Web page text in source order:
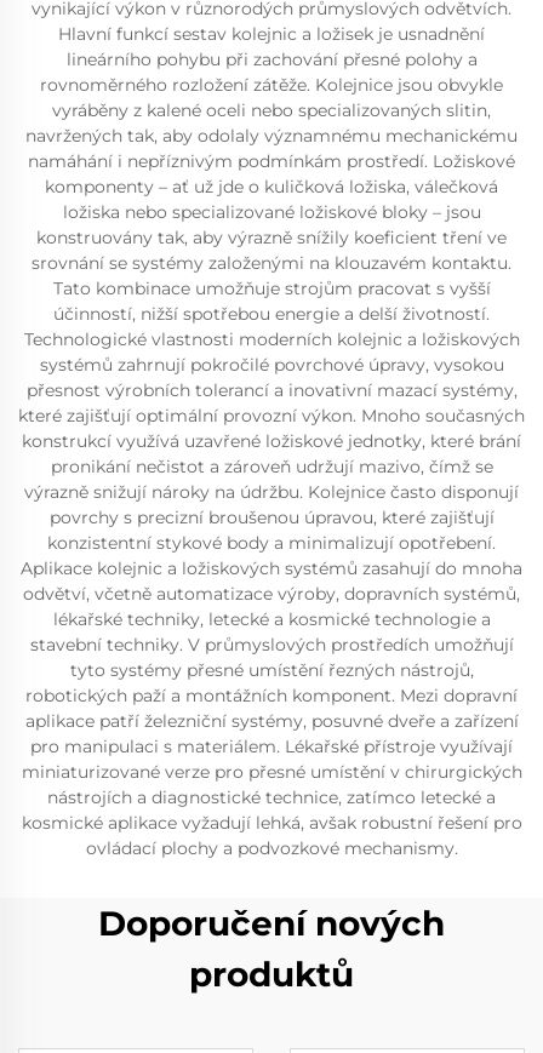
vynikající výkon v různorodých průmyslových odvětvích.
Hlavní funkcí sestav kolejnic a ložisek je usnadnění
lineárního pohybu při zachování přesné polohy a
rovnoměrného rozložení zátěže. Kolejnice jsou obvykle
vyráběny z kalené oceli nebo specializovaných slitin,
navržených tak, aby odolaly významnému mechanickému
namáhání i nepříznivým podmínkám prostředí. Ložiskové
komponenty – ať už jde o kuličková ložiska, válečková
ložiska nebo specializované ložiskové bloky – jsou
konstruovány tak, aby výrazně snížily koeficient tření ve
srovnání se systémy založenými na klouzavém kontaktu.
Tato kombinace umožňuje strojům pracovat s vyšší
účinností, nižší spotřebou energie a delší životností.
Technologické vlastnosti moderních kolejnic a ložiskových
systémů zahrnují pokročilé povrchové úpravy, vysokou
přesnost výrobních tolerancí a inovativní mazací systémy,
které zajišťují optimální provozní výkon. Mnoho současných
konstrukcí využívá uzavřené ložiskové jednotky, které brání
pronikání nečistot a zároveň udržují mazivo, čímž se
výrazně snižují nároky na údržbu. Kolejnice často disponují
povrchy s precizní broušenou úpravou, které zajišťují
konzistentní stykové body a minimalizují opotřebení.
Aplikace kolejnic a ložiskových systémů zasahují do mnoha
odvětví, včetně automatizace výroby, dopravních systémů,
lékařské techniky, letecké a kosmické technologie a
stavební techniky. V průmyslových prostředích umožňují
tyto systémy přesné umístění řezných nástrojů,
robotických paží a montážních komponent. Mezi dopravní
aplikace patří železniční systémy, posuvné dveře a zařízení
pro manipulaci s materiálem. Lékařské přístroje využívají
miniaturizované verze pro přesné umístění v chirurgických
nástrojích a diagnostické technice, zatímco letecké a
kosmické aplikace vyžadují lehká, avšak robustní řešení pro
ovládací plochy a podvozkové mechanismy.
Doporučení nových
produktů